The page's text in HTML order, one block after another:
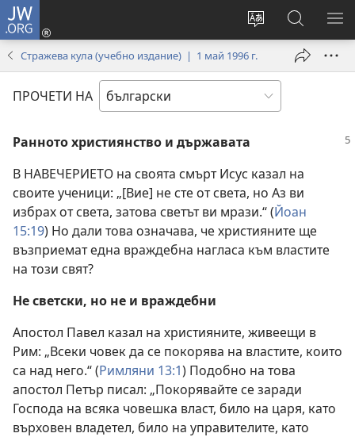
JW.ORG
Смени
сайта
Влез
(отваря
прозорец)
Търсене
в
JW.ORG
Стражева кула (учебно издание) | 1 май 1996 г.
ПРОЧЕТИ НА
Ранното християнство и държавата
В НАВЕЧЕРИЕТО на своята смърт Исус казал на
своите ученици: „[Вие] не сте от света, но Аз ви
избрах от света, затова светът ви мрази.“ (Йоан
15:19) Но дали това означава, че християните ще
възприемат една враждебна нагласа към властите
на този свят?
Не светски, но не и враждебни
Апостол Павел казал на християните, живеещи в
Рим: „Всеки човек да се покорява на властите, които
са над него.“ (Римляни 13:1) Подобно на това
апостол Петър писал: „Покорявайте се заради
Господа на всяка човешка власт, било на царя, като
върховен владетел, било на управителите, като